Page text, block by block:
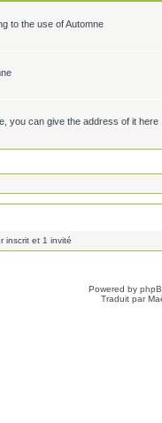
to the use of Automne
you can give the address of it here
inscrit et 1 invité
Powered by
Traduit par